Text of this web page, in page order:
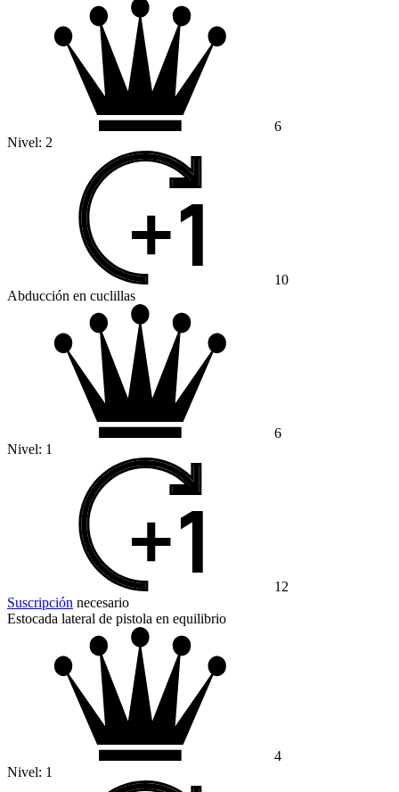
6
Nivel: 2
10
Abducción en cuclillas
6
Nivel: 1
12
Suscripción necesario
Estocada lateral de pistola en equilibrio
4
Nivel: 1